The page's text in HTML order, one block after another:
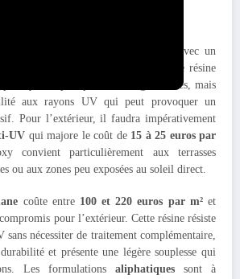
l’option la plus économique avec un
pose comprise. Cette résine
qualité-prix pour les budgets serrés, mais
aux rayons UV qui peut provoquer un
Pour l’extérieur, il faudra impérativement
UV qui majore le coût de 15 à 25 euros par
convient particulièrement aux terrasses
ou aux zones peu exposées au soleil direct.
coûte entre 100 et 220 euros par m²et
pour l’extérieur. Cette résine résiste
nécessiter de traitement complémentaire,
et présente une légère souplesse qui
Les formulations aliphatiques sont à